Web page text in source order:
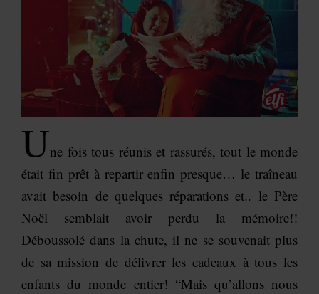
Une fois tous réunis et rassurés, tout le monde
était fin prêt à repartir enfin presque… le traîneau
avait besoin de quelques réparations et.. le Père
Noël semblait avoir perdu la mémoire!!
Déboussolé dans la chute, il ne se souvenait plus
de sa mission de délivrer les cadeaux à tous les
enfants du monde entier! “Mais qu’allons nous